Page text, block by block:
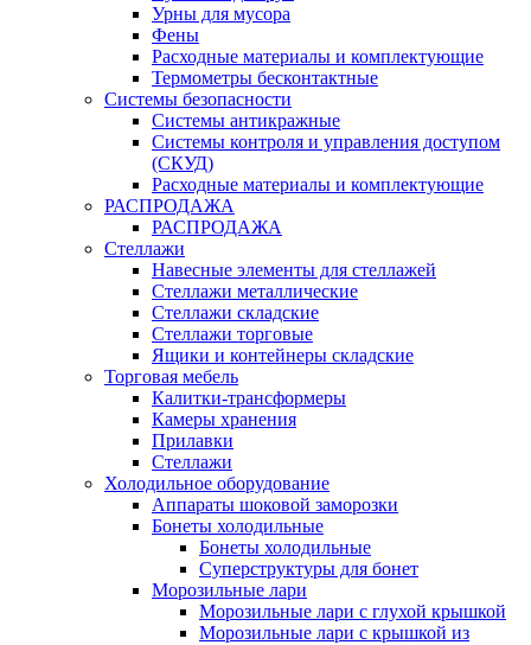
Урны для мусора
Фены
Расходные материалы и комплектующие
Термометры бесконтактные
Системы безопасности
Системы антикражные
Системы контроля и управления доступом
(СКУД)
Расходные материалы и комплектующие
РАСПРОДАЖА
РАСПРОДАЖА
Стеллажи
Навесные элементы для стеллажей
Стеллажи металлические
Стеллажи складские
Стеллажи торговые
Ящики и контейнеры складские
Торговая мебель
Калитки-трансформеры
Камеры хранения
Прилавки
Стеллажи
Холодильное оборудование
Аппараты шоковой заморозки
Бонеты холодильные
Бонеты холодильные
Суперструктуры для бонет
Морозильные лари
Морозильные лари с глухой крышкой
Морозильные лари с крышкой из